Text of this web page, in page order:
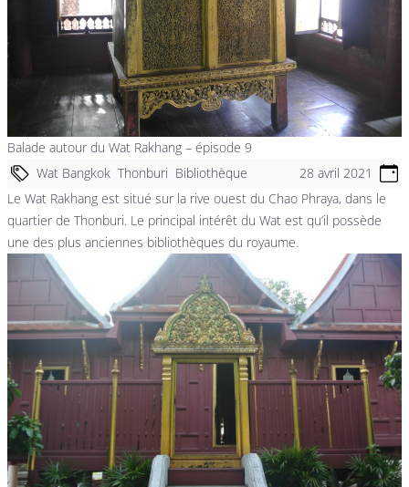
Balade autour du Wat Rakhang – épisode 9
Wat Bangkok Thonburi Bibliothèque
28 avril 2021
Le Wat Rakhang est situé sur la rive ouest du Chao Phraya, dans le
quartier de Thonburi. Le principal intérêt du Wat est qu’il possède
une des plus anciennes bibliothèques du royaume.